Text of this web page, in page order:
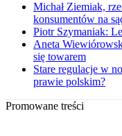
Michał Ziemiak,
konsumentów na
Piotr Szymaniak:
Aneta
się towarem
Stare regulacje w
prawie polskim?
Promowane treści